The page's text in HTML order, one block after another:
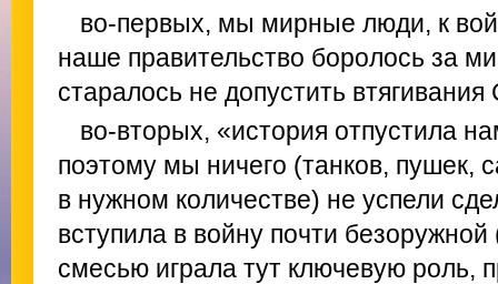
во-первых, мы мирные люди, к
наше правительство боролось за
старалось не допустить
во-вторых, «история отпустила
поэтому мы ничего (танков, пушек,
в нужном количестве) не успели
вступила в войну почти
смесью играла тут ключевую роль,